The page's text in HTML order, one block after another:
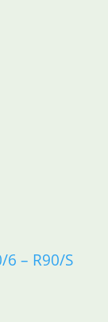
– R90/S